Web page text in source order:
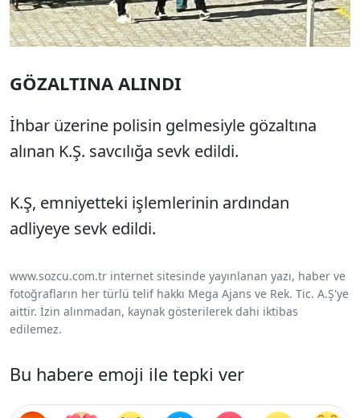
GÖZALTINA ALINDI
İhbar üzerine polisin gelmesiyle gözaltına
alınan K.Ş. savcılığa sevk edildi.
K.Ş, emniyetteki işlemlerinin ardından
adliyeye sevk edildi.
www.sozcu.com.tr internet sitesinde yayınlanan yazı, haber ve
fotoğrafların her türlü telif hakkı Mega Ajans ve Rek. Tic. A.Ş'ye
aittir. İzin alınmadan, kaynak gösterilerek dahi iktibas
edilemez.
Bu habere emoji ile tepki ver